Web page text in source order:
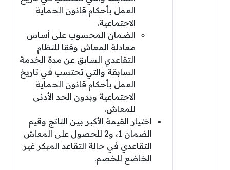
العمل بأحكام قانون الحماية
الاجتماعية.
الضمان المحسوب على أساس
معادلة المعاش وفقا للنظام
التقاعدي السابق عن مدة الخدمة
السابقة والتي تحتسب في تاريخ
العمل بأحكام قانون الحماية
الاجتماعية وبدون الحد الأدنى
للمعاش.
اختيار القيمة الأكبر بين الناتج وقيم
الضمان 1، و2 للحصول على المعاش
التقاعدي في حالة التقاعد المبكر غير
الخاضع للخصم.